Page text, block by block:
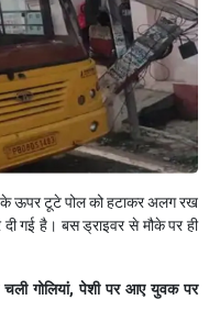
ऊपर टूटे पोल को हटाकर अलग रख
गई है। बस ड्राइवर से मौके पर ही
चली गोलियां, पेशी पर आए युवक पर